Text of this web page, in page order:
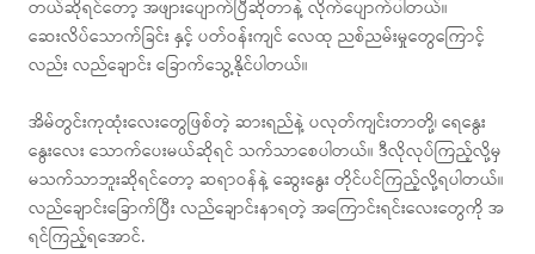
တယ်ဆိုရင်တော့ အဖျားပျောက်ပြီဆိုတာနဲ့ လိုက်ပျောက်ပါတယ်။
ဆေးလိပ်သောက်ခြင်း နှင့် ပတ်ဝန်းကျင် လေထု ညစ်ညမ်းမှုတွေကြောင့်
လည်း လည်ချောင်း ခြောက်သွေ့နိုင်ပါတယ်။
အိမ်တွင်းကုထုံးလေးတွေဖြစ်တဲ့ ဆားရည်နဲ့ ပလုတ်ကျင်းတာတို့၊ ရေနွေး
နွေးလေး သောက်ပေးမယ်ဆိုရင် သက်သာစေပါတယ်။ ဒီလိုလုပ်ကြည့်လို့မှ
မသက်သာဘူးဆိုရင်တော့ ဆရာဝန်နဲ့ ဆွေးနွေး တိုင်ပင်ကြည့်လို့ရပါတယ်။
လည်ချောင်းခြောက်ပြီး လည်ချောင်းနာရတဲ့ အကြောင်းရင်းလေးတွေကို အ
ရင်ကြည့်ရအောင်.